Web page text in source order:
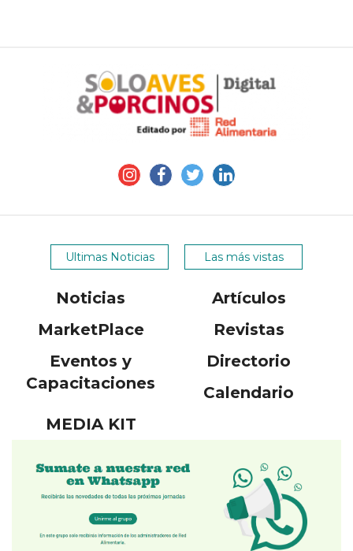
Ultimas Noticias Las más vistas
Noticias
Artículos
MarketPlace
Revistas
Eventos y
Capacitaciones
Directorio
Calendario
MEDIA KIT